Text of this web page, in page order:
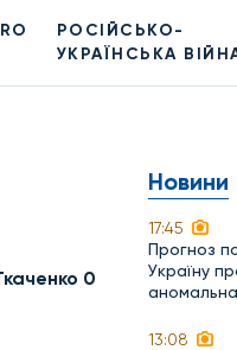
РОСІЙСЬКО-
УКРАЇНСЬКА
0
Новини
17:45
Прогноз
Україну
13:08